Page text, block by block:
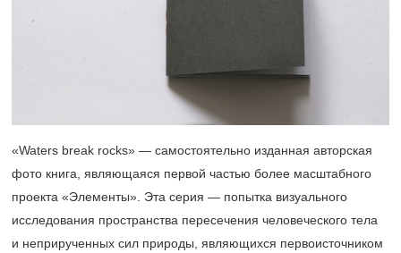
«Waters break rocks» — самостоятельно изданная авторская
фото книга, являющаяся первой частью более масштабного
проекта «Элементы». Эта серия — попытка визуального
исследования пространства пересечения человеческого тела
и неприрученных сил природы, являющихся первоисточником